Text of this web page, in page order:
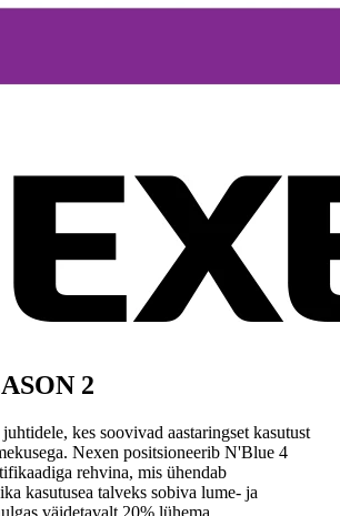
2
kes soovivad aastaringset kasutust
Nexen positsioneerib N'Blue 4
rehvina, mis ühendab
kasutusea talveks sobiva lume- ja
väidetavalt 20% lühema